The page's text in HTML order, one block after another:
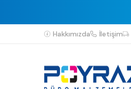
Hakkımızda İletişim